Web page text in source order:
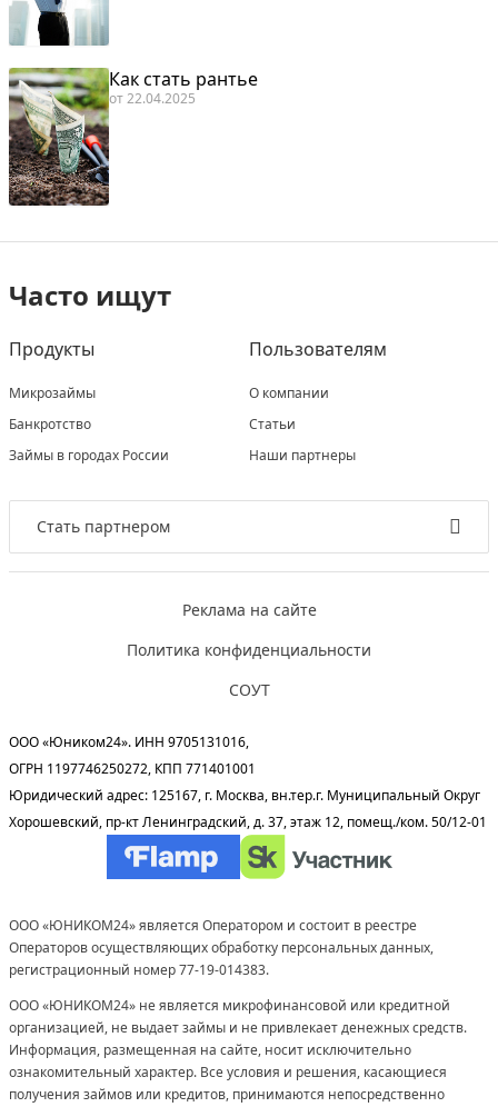
Как стать рантье
от22.04.2025
Часто ищут
Продукты
Микрозаймы
Банкротство
Займы в городах России
Пользователям
О компании
Статьи
Наши партнеры
Стать партнером
Реклама на сайте
Политика конфиденциальности
СОУТ
ООО «Юником24». ИНН 9705131016,
ОГРН 1197746250272, КПП 771401001
Юридический адрес: 125167, г. Москва, вн.тер.г. Муниципальный Округ
Хорошевский, пр-кт Ленинградский, д. 37, этаж 12, помещ./ком. 50/12-01
ООО «ЮНИКОМ24» является Оператором и состоит в реестре
Операторов осуществляющих обработку персональных данных,
регистрационный номер 77-19-014383.
ООО «ЮНИКОМ24» не является микрофинансовой или кредитной
организацией, не выдает займы и не привлекает денежных средств.
Информация, размещенная на сайте, носит исключительно
ознакомительный характер. Все условия и решения, касающиеся
получения займов или кредитов, принимаются непосредственно